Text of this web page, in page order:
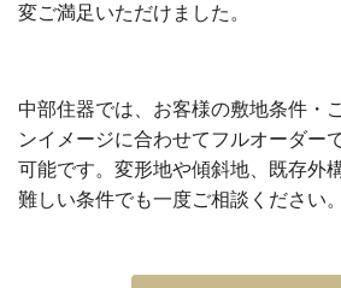
変ご満足いただけました。
中部住器では、お客様の敷地条件・
ンイメージに合わせてフルオーダー
可能です。変形地や傾斜地、既存外
難しい条件でも一度ご相談ください。